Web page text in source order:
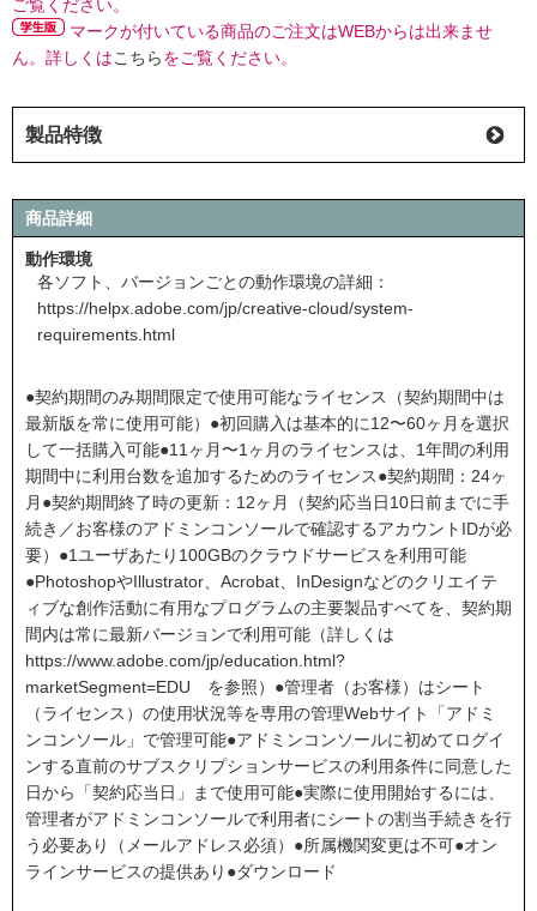
ご覧ください。
マークが付いている商品のご注文はWEBからは出来ませ
ん。詳しくはこちらをご覧ください。
製品特徴
商品詳細
動作環境
各ソフト、バージョンごとの動作環境の詳細：
https://helpx.adobe.com/jp/creative-cloud/system-
requirements.html
●契約期間のみ期間限定で使用可能なライセンス（契約期間中は
最新版を常に使用可能）●初回購入は基本的に12〜60ヶ月を選択
して一括購入可能●11ヶ月〜1ヶ月のライセンスは、1年間の利用
期間中に利用台数を追加するためのライセンス●契約期間：24ヶ
月●契約期間終了時の更新：12ヶ月（契約応当日10日前までに手
続き／お客様のアドミンコンソールで確認するアカウントIDが必
要）●1ユーザあたり100GBのクラウドサービスを利用可能
●PhotoshopやIllustrator、Acrobat、InDesignなどのクリエイテ
ィブな創作活動に有用なプログラムの主要製品すべてを、契約期
間内は常に最新バージョンで利用可能（詳しくは
https://www.adobe.com/jp/education.html?
marketSegment=EDU を参照）●管理者（お客様）はシート
（ライセンス）の使用状況等を専用の管理Webサイト「アドミ
ンコンソール」で管理可能●アドミンコンソールに初めてログイ
ンする直前のサブスクリプションサービスの利用条件に同意した
日から「契約応当日」まで使用可能●実際に使用開始するには、
管理者がアドミンコンソールで利用者にシートの割当手続きを行
う必要あり（メールアドレス必須）●所属機関変更は不可●オン
ラインサービスの提供あり●ダウンロード